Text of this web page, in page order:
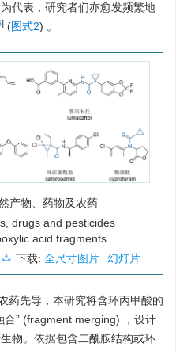
代表，研究者们亦愈发频繁地
] (图式2) 。
产物、药物及农药
drugs and pesticides
acid fragments
下载: 全尺寸图片 幻灯片
药先导，本研究将含环丙甲酸的
合” (fragment merging) ，设计
物。依据包含二酰胺结构或环